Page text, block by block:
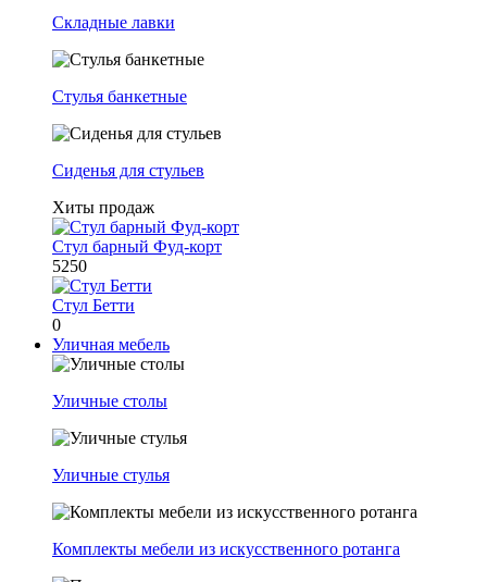
Складные лавки
Стулья банкетные
Сиденья для стульев
Хиты продаж
Стул барный Фуд-корт
5250
Стул Бетти
0
Уличная мебель
Уличные столы
Уличные стулья
Комплекты мебели из искусственного ротанга